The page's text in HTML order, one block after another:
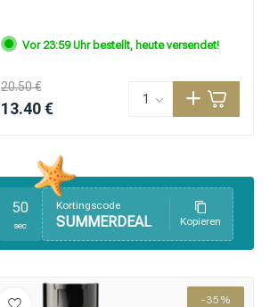
Vor 23:59 Uhr bestellt, heute versendet!
20.50 €
13.40 €
49
sec
Kortingscode
SUMMERDEAL Kopieren
-35%